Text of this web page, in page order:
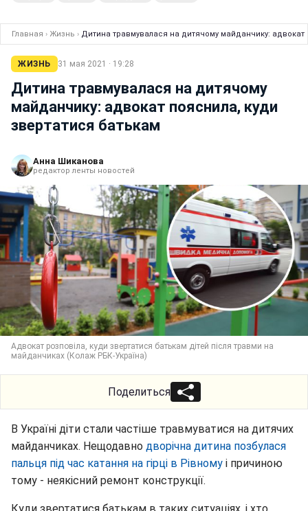
Главная › Жизнь › Дитина травмувалася на дитячому майданчику: адвокат
ЖИЗНЬ 31 мая 2021 · 19:28
Дитина травмувалася на дитячому
майданчику: адвокат пояснила, куди
звертатися батькам
Анна Шиканова
редактор ленты новостей
Адвокат розповіла, куди звертатися батькам дітей після травми на
майданчиках (Колаж РБК-Україна)
Поделиться
В Україні діти стали частіше травмуватися на дитячих
майданчиках. Нещодавно дворічна дитина позбулася
пальця під час катання на гірці в Рівному і причиною
тому - неякісний ремонт конструкції.